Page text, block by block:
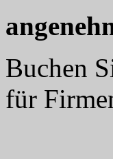
Buchen
für